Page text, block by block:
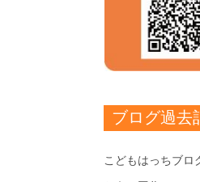
ブログ過去
こどもはっちブロ